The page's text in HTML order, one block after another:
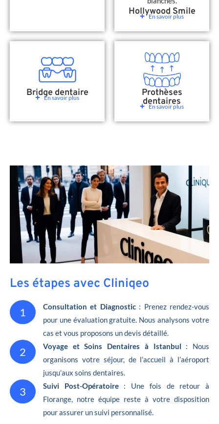
Hollywood Smile
En savoir plus
Bridge dentaire
En savoir plus Prothèses
dentaires
En savoir plus
Les étapes avec Cliniqeo
1 Consultation et Diagnostic: Prenez rendez-vous
pour une évaluation gratuite. Nous analysons votre
cas et vous proposons un devis détaillé.
2 Voyage et Soins Dentaires à Istanbul : Nous
organisons votre séjour, de l’accueil à l’aéroport
jusqu’aux soins dentaires.
3 Suivi Post-Opératoire : Une fois de retour à
Florange, notre équipe reste à votre disposition
pour assurer un suivi personnalisé.